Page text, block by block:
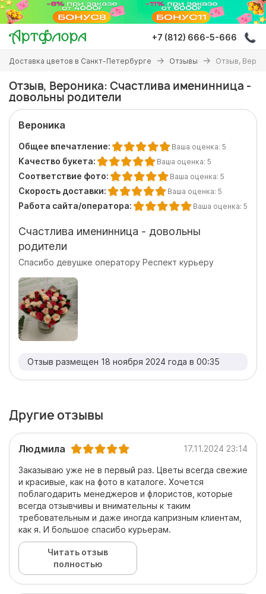
Перейти
основному
содержанию
+7 (812) 666-5-666
Вы
здесь
Доставка цветов в Санкт-Петербурге Отзывы Отзыв,
Отзыв, Вероника: Счастлива именинница -
довольны родители
Вероника
Общее впечатление: Ваша оценка: 5
Качество букета: Ваша оценка: 5
Соответствие фото: Ваша оценка: 5
Скорость доставки: Ваша оценка: 5
Работа сайта/оператора: Ваша оценка: 5
Счастлива именинница - довольны
родители
Спасибо девушке оператору Респект курьеру
Отзыв размещен 18 ноября 2024 года в 00:35
Другие отзывы
Людмила 17.11.2024 23:14
Заказываю уже не в первый раз. Цветы всегда свежие
и красивые, как на фото в каталоге. Хочется
поблагодарить менеджеров и флористов, которые
всегда отзывчивы и внимательны к таким
требовательным и даже иногда капризным клиентам,
как я. И большое спасибо курьерам.
Читать отзыв
полностью